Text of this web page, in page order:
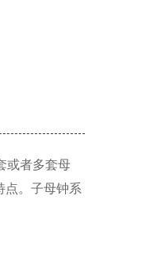
或者多套母
点。子母钟系